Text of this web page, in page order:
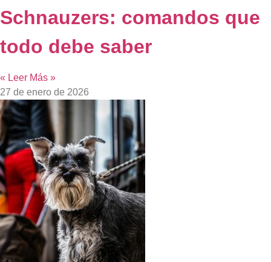
Schnauzers: comandos que
todo debe saber
« Leer Más »
27 de enero de 2026